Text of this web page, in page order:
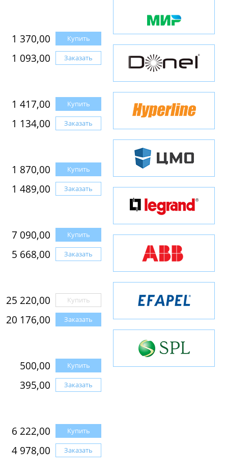
1 370,00 Купить
1 093,00 Заказать
1 417,00 Купить
1 134,00 Заказать
1 870,00 Купить
1 489,00 Заказать
7 090,00 Купить
5 668,00 Заказать
25 220,00 Купить
20 176,00 Заказать
500,00 Купить
395,00 Заказать
6 222,00 Купить
4 978,00 Заказать